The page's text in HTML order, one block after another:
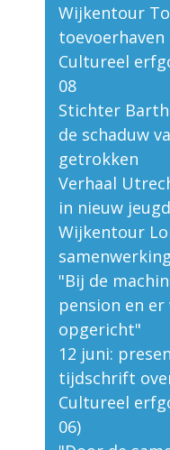
Wijkentour
toevoerhaven
Cultureel
08
Stichter
de schaduw
getrokken
Verhaal
in nieuw
Wijkentour
samenwerking
"Bij de
pension en
opgericht"
12 juni:
tijdschrift
Cultureel
06)